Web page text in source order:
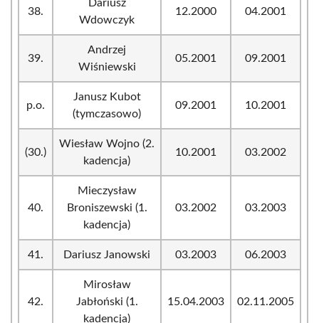
38.
Dariusz
Wdowczyk
12.2000 04.2001
39.
Andrzej
Wiśniewski
05.2001 09.2001
p.o.
Janusz Kubot
(tymczasowo)
09.2001 10.2001
(30.)
Wiesław Wojno (2.
kadencja)
10.2001 03.2002
40.
Mieczysław
Broniszewski (1.
kadencja)
03.2002 03.2003
41. Dariusz Janowski 03.2003 06.2003
42.
Mirosław
Jabłoński (1.
kadencja)
15.04.2003 02.11.2005